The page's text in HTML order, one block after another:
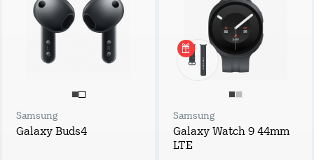
Samsung
Galaxy Buds4
Samsung
Galaxy Watch 9 44mm
LTE